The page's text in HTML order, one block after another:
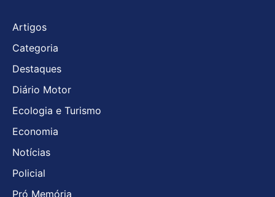
Artigos
Categoria
Destaques
Diário Motor
Ecologia e Turismo
Economia
Notícias
Policial
Pró Memória